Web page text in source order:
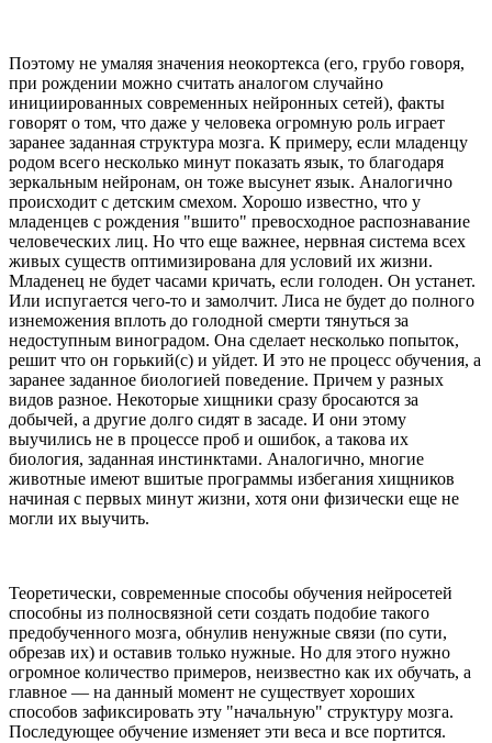
Поэтому не умаляя значения неокортекса (его, грубо говоря,
при рождении можно считать аналогом случайно
инициированных современных нейронных сетей), факты
говорят о том, что даже у человека огромную роль играет
заранее заданная структура мозга. К примеру, если младенцу
родом всего несколько минут показать язык, то благодаря
зеркальным нейронам, он тоже высунет язык. Аналогично
происходит с детским смехом. Хорошо известно, что у
младенцев с рождения "вшито" превосходное распознавание
человеческих лиц. Но что еще важнее, нервная система всех
живых существ оптимизирована для условий их жизни.
Младенец не будет часами кричать, если голоден. Он устанет.
Или испугается чего-то и замолчит. Лиса не будет до полного
изнеможения вплоть до голодной смерти тянуться за
недоступным виноградом. Она сделает несколько попыток,
решит что он горький(с) и уйдет. И это не процесс обучения, а
заранее заданное биологией поведение. Причем у разных
видов разное. Некоторые хищники сразу бросаются за
добычей, а другие долго сидят в засаде. И они этому
выучились не в процессе проб и ошибок, а такова их
биология, заданная инстинктами. Аналогично, многие
животные имеют вшитые программы избегания хищников
начиная с первых минут жизни, хотя они физически еще не
могли их выучить.
Теоретически, современные способы обучения нейросетей
способны из полносвязной сети создать подобие такого
предобученного мозга, обнулив ненужные связи (по сути,
обрезав их) и оставив только нужные. Но для этого нужно
огромное количество примеров, неизвестно как их обучать, а
главное — на данный момент не существует хороших
способов зафиксировать эту "начальную" структуру мозга.
Последующее обучение изменяет эти веса и все портится.